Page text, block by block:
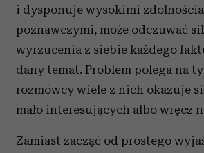
i dysponuje wysokimi
poznawczymi, może odczuwać
wyrzucenia z siebie każdego
dany temat. Problem polega na
rozmówcy wiele z nich okazuje
mało interesujących albo wręcz
Zamiast zacząć od prostego